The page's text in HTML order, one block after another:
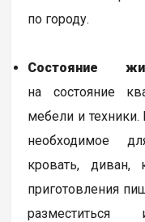
по городу.
Состояние
на состояние
мебели и техники.
необходимое
кровать, диван,
приготовления